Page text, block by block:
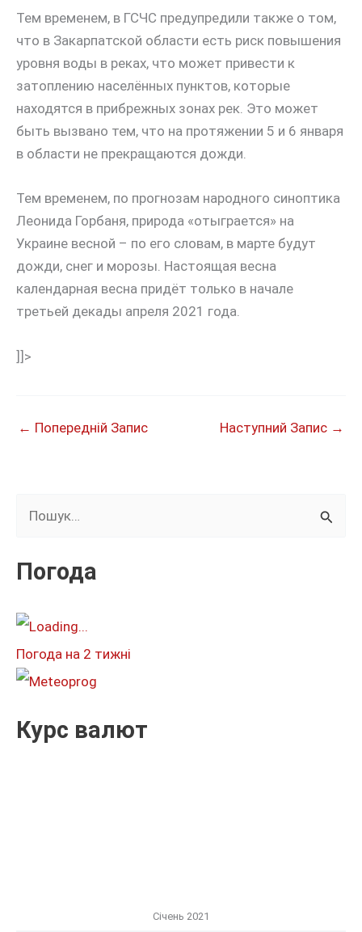
Тем временем, в ГСЧС предупредили также о том,
что в Закарпатской области есть риск повышения
уровня воды в реках, что может привести к
затоплению населённых пунктов, которые
находятся в прибрежных зонах рек. Это может
быть вызвано тем, что на протяжении 5 и 6 января
в области не прекращаются дожди.
Тем временем, по прогнозам народного синоптика
Леонида Горбаня, природа «отыграется» на
Украине весной – по его словам, в марте будут
дожди, снег и морозы. Настоящая весна
календарная весна придёт только в начале
третьей декады апреля 2021 года.
]]>
← Попередній Запис Наступний Запис →
к
т
:
Погода
Погода на 2 тижні
Курс валют
Січень 2021